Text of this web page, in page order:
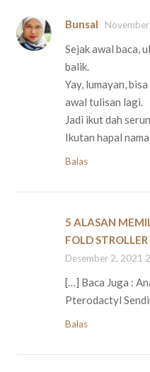
Bunsal
Sejak awal baca,
balik.
Yay, lumayan,
awal tulisan lagi.
Jadi ikut dah
Ikutan hapal
Balas
5 ALASAN
FOLD STROLLER
Desember 2, 2021
[…] Baca Juga :
Pterodactyl
Balas